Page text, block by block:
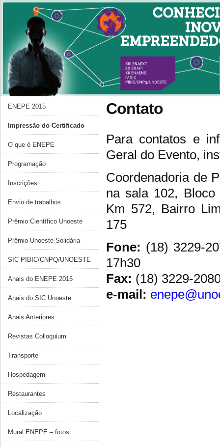
ENEPE 2015
Impressão do Certificado
O que é ENEPE
Programação
Inscrições
Envio de trabalhos
Prêmio Científico Unoeste
Prêmio Unoeste Solidária
SIC PIBIC/CNPQ/UNOESTE
Anais do ENEPE 2015
Anais do SIC Unoeste
Anais Anteriores
Revistas Colloquium
Transporte
Hospedagem
Restaurantes
Localização
Mural ENEPE – fotos
Contato
Para contatos e
Geral do Evento,
Coordenadoria de
na sala 102,
Km 572, Bairro
175
Fone: (18) 3229-
17h30
Fax: (18) 3229-
e-mail: